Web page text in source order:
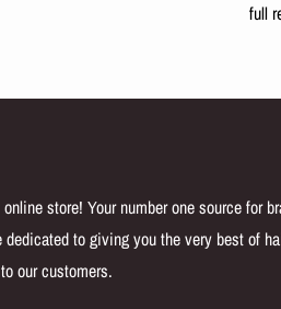
full
store! Your number one source for
dedicated to giving you the very best of
our customers.